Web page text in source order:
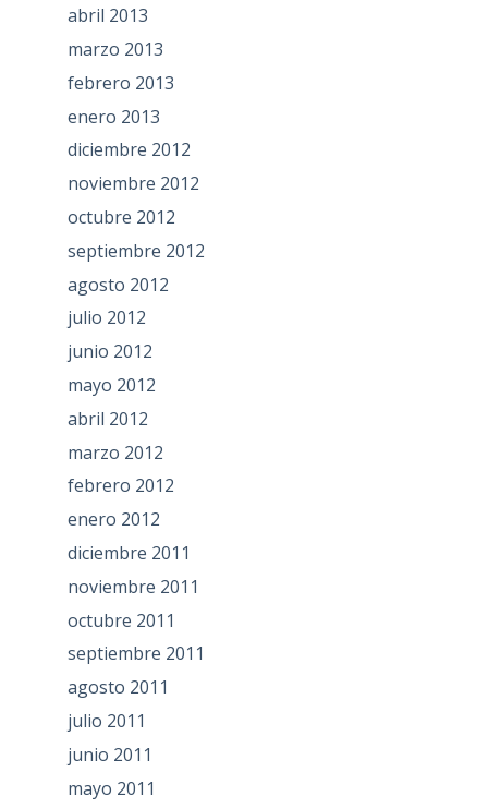
abril 2013
marzo 2013
febrero 2013
enero 2013
diciembre 2012
noviembre 2012
octubre 2012
septiembre 2012
agosto 2012
julio 2012
junio 2012
mayo 2012
abril 2012
marzo 2012
febrero 2012
enero 2012
diciembre 2011
noviembre 2011
octubre 2011
septiembre 2011
agosto 2011
julio 2011
junio 2011
mayo 2011